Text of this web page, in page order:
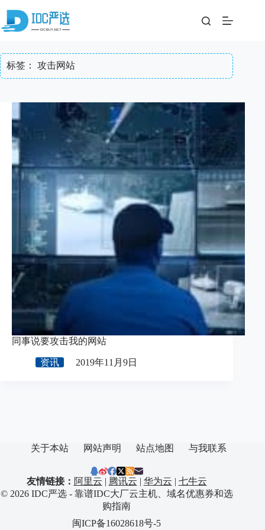
内
标签： 攻击网站
同事说要攻击我的网站
资讯 2019年11月9日
关于本站 网站声明 站点地图 与我联系
友情链接： 阿里云 | 腾讯云 | 华为云 | 七牛云
© 2026 IDC严选 - 靠谱IDC大厂云主机、域名优惠券和选
购指南
闽ICP备16028618号-5